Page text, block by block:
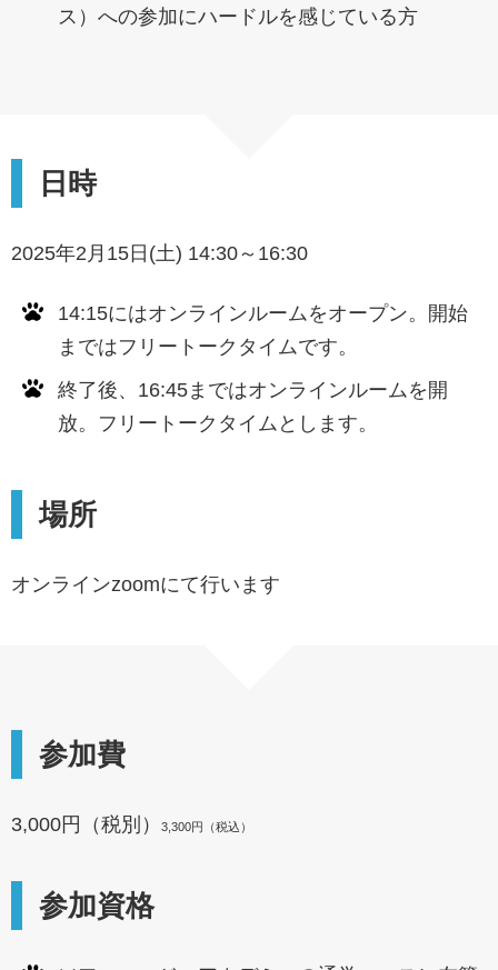
ス）への参加にハードルを感じている方
日時
2025年2月15日(土) 14:30～16:30
14:15にはオンラインルームをオープン。開始
まではフリートークタイムです。
終了後、16:45まではオンラインルームを開
放。フリートークタイムとします。
場所
オンラインzoomにて行います
参加費
3,000円（税別） 3,300円（税込）
参加資格